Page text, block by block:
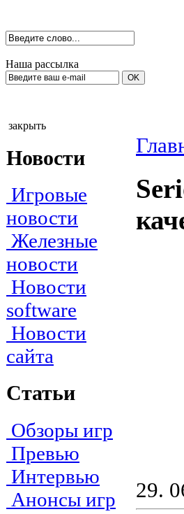
Наша рассылка
закрыть
Новости
Игровые
новости
Железные
новости
Новости
software
Новости
сайта
Статьи
Обзоры игр
Превью
Интервью
Анонсы игр
29.